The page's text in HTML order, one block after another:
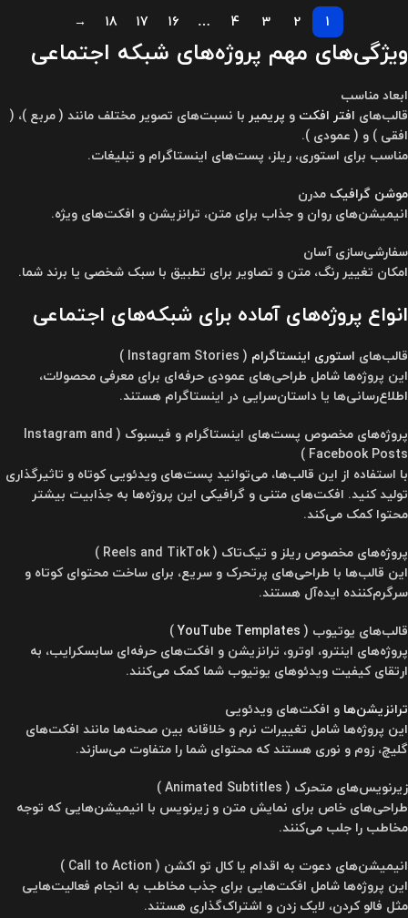
1
2
3
4
…
16
17
18
→
ویژگی‌های مهم پروژه‌های شبکه اجتماعی
ابعاد مناسب
قالب‌های افتر افکت و پریمیر با نسبت‌های تصویر مختلف مانند ( مربع )، (
افقی ) و ( عمودی ).
مناسب برای استوری، ریلز، پست‌های اینستاگرام و تبلیغات.
موشن گرافیک مدرن
انیمیشن‌های روان و جذاب برای متن، ترانزیشن و افکت‌های ویژه.
سفارشی‌سازی آسان
امکان تغییر رنگ، متن و تصاویر برای تطبیق با سبک شخصی یا برند شما.
انواع پروژه‌های آماده برای شبکه‌های اجتماعی
قالب‌های استوری اینستاگرام ( Instagram Stories )
این پروژه‌ها شامل طراحی‌های عمودی حرفه‌ای برای معرفی محصولات،
اطلاع‌رسانی‌ها یا داستان‌سرایی در اینستاگرام هستند.
پروژه‌های مخصوص پست‌های اینستاگرام و فیسبوک ( Instagram and
Facebook Posts )
با استفاده از این قالب‌ها، می‌توانید پست‌های ویدئویی کوتاه و تاثیرگذاری
تولید کنید. افکت‌های متنی و گرافیکی این پروژه‌ها به جذابیت بیشتر
محتوا کمک می‌کند.
پروژه‌های مخصوص ریلز و تیک‌تاک ( Reels and TikTok )
این قالب‌ها با طراحی‌های پرتحرک و سریع، برای ساخت محتوای کوتاه و
سرگرم‌کننده ایده‌آل هستند.
قالب‌های یوتیوب ( YouTube Templates
)
پروژه‌های اینترو، اوترو، ترانزیشن و افکت‌های حرفه‌ای سابسکرایب، به
ارتقای کیفیت ویدئوهای یوتیوب شما کمک می‌کنند.
ترانزیشن‌ها و افکت‌های ویدئویی
این پروژه‌ها شامل تغییرات نرم و خلاقانه بین صحنه‌ها مانند افکت‌های
گلیچ، زوم و نوری هستند که محتوای شما را متفاوت می‌سازند.
زیرنویس‌های متحرک ( Animated Subtitles )
طراحی‌های خاص برای نمایش متن و زیرنویس با انیمیشن‌هایی که توجه
مخاطب را جلب می‌کنند.
انیمیشن‌های دعوت به اقدام یا کال تو اکشن ( Call to Action )
این پروژه‌ها شامل افکت‌هایی برای جذب مخاطب به انجام فعالیت‌هایی
مثل فالو کردن، لایک زدن و اشتراک‌گذاری هستند.